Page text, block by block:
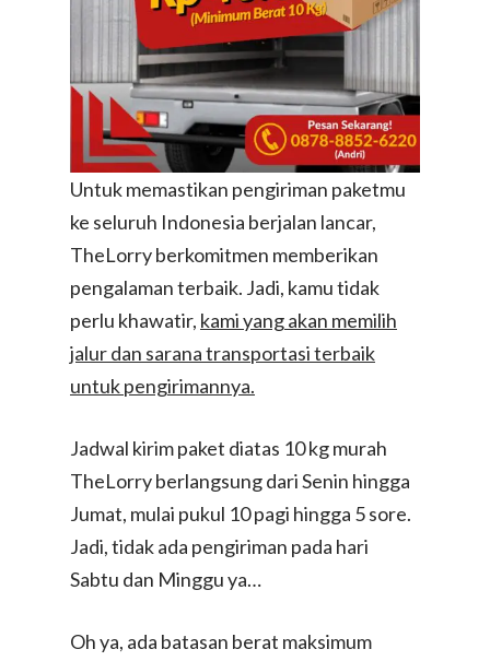
Untuk memastikan pengiriman paketmu
ke seluruh Indonesia berjalan lancar,
TheLorry berkomitmen memberikan
pengalaman terbaik. Jadi, kamu tidak
perlu khawatir, kami yang akan memilih
jalur dan sarana transportasi terbaik
untuk pengirimannya.
Jadwal kirim paket diatas 10 kg murah
TheLorry berlangsung dari Senin hingga
Jumat, mulai pukul 10 pagi hingga 5 sore.
Jadi, tidak ada pengiriman pada hari
Sabtu dan Minggu ya…
Oh ya, ada batasan berat maksimum